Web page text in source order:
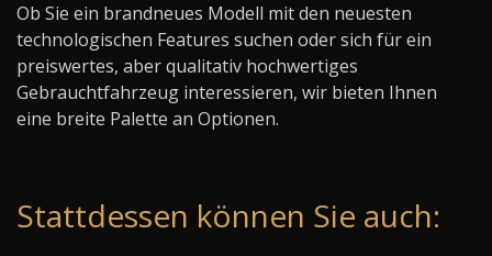
Ob Sie ein brandneues Modell mit den neuesten
technologischen Features suchen oder sich für ein
preiswertes, aber qualitativ hochwertiges
Gebrauchtfahrzeug interessieren, wir bieten Ihnen
eine breite Palette an Optionen.
Stattdessen können Sie auch: